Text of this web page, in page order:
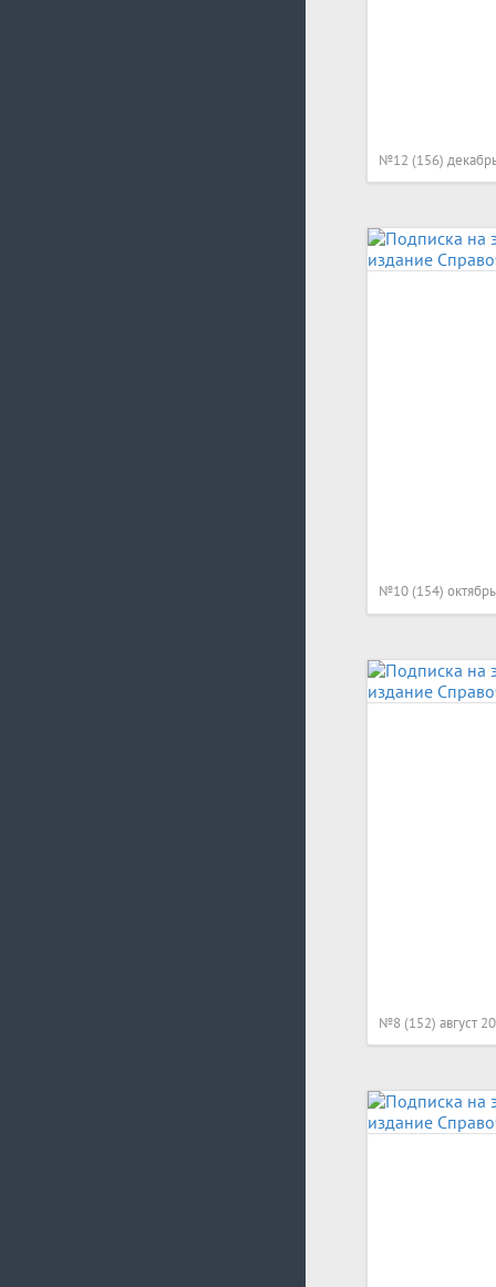
№12 (156)
№10 (154)
№8 (152) август